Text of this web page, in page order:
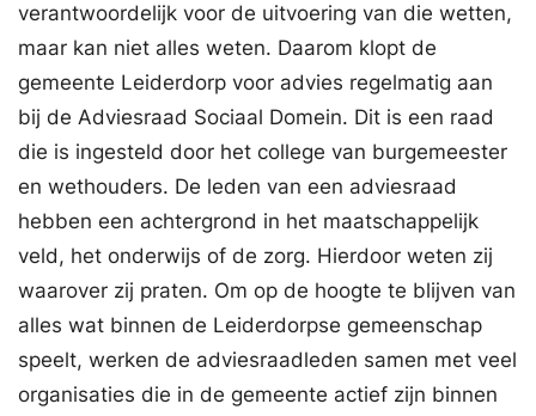
verantwoordelijk voor de uitvoering van die wetten,
maar kan niet alles weten. Daarom klopt de
gemeente Leiderdorp voor advies regelmatig aan
bij de Adviesraad Sociaal Domein. Dit is een raad
die is ingesteld door het college van burgemeester
en wethouders. De leden van een adviesraad
hebben een achtergrond in het maatschappelijk
veld, het onderwijs of de zorg. Hierdoor weten zij
waarover zij praten. Om op de hoogte te blijven van
alles wat binnen de Leiderdorpse gemeenschap
speelt, werken de adviesraadleden samen met veel
organisaties die in de gemeente actief zijn binnen